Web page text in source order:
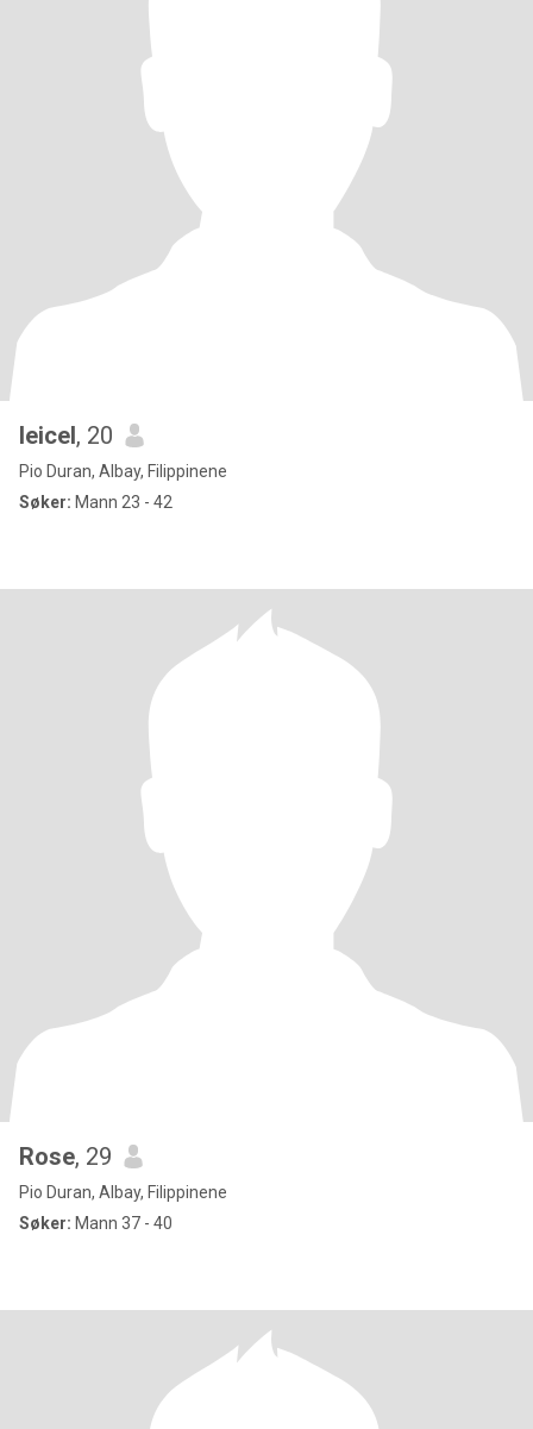
leicel, 20
Pio Duran, Albay, Filippinene
Søker: Mann 23 - 42
Rose, 29
Pio Duran, Albay, Filippinene
Søker: Mann 37 - 40